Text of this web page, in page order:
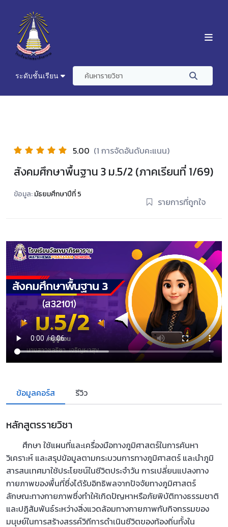
ระดับชั้นเรียน
5.00 (1 การจัดอันดับคะแนน)
สังคมศึกษาพื้นฐาน 3 ม.5/2 (ภาคเรียนที่ 1/69)
ข้อมูล:มัธยมศึกษาปีที่ 5
รายการที่ถูกใจ
ข้อมูลคอร์ส รีวิว
หลักสูตรรายวิชา
ศึกษา ใช้แผนที่และเครื่องมือทางภูมิศาสตร์ในการค้นหา
วิเคราะห์ และสรุปข้อมูลตามกระบวนการทางภูมิศาสตร์ และนำภูมิ
สารสนเทศมาใช้ประโยชน์ในชีวิตประจำวัน การเปลี่ยนแปลงทาง
กายภาพของพื้นที่ซึ่งได้รับอิทธิพลจากปัจจัยทางภูมิศาสตร์
ลักษณะทางกายภาพซึ่งทำให้เกิดปัญหาหรือภัยพิบัติทางธรรมชาติ
และปฏิสัมพันธ์ระหว่างสิ่งแวดล้อมทางกายภาพกับกิจกรรมของ
มนุษย์ในการสร้างสรรค์วิถีการดำเนินชีวิตของท้องถิ่นทั้งใน